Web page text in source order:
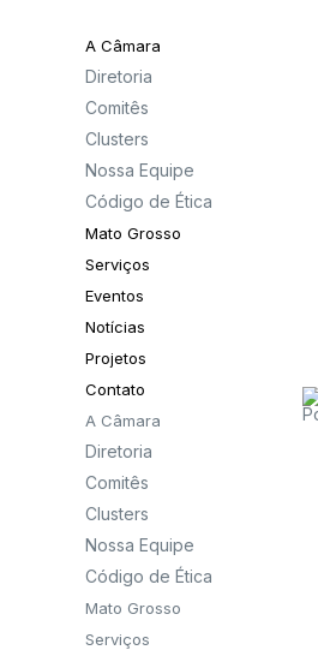
A Câmara
Diretoria
Comitês
Clusters
Nossa Equipe
Código de Ética
Mato Grosso
Serviços
Eventos
Notícias
Projetos
Contato
A Câmara
Diretoria
Comitês
Clusters
Nossa Equipe
Código de Ética
Mato Grosso
Serviços